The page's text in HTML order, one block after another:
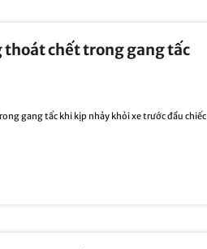
thoát chết trong gang tấc
gang tấc khi kịp nhảy khỏi xe trước đầu